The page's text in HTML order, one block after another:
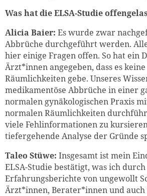
Was hat die ELSA-Studie
Alicia Baier: Es wurde zwar
Abbrüche durchgeführt werden.
hier einige Fragen offen. So hat ein
Ärzt*innen angegeben, dass es
Räumlichkeiten gebe. Unseres
medikamentöse Abbrüche in einer
normalen gynäkologischen Praxis
normalen Räumlichkeiten
viele Fehlinformationen zu
tiefergehende Analyse der Gründe
Taleo Stüwe: Insgesamt ist mein
ELSA-Studie bestätigt, was ich durch
Erfahrungsberichte von ungewollt
Ärzt*innen, Berater*innen und